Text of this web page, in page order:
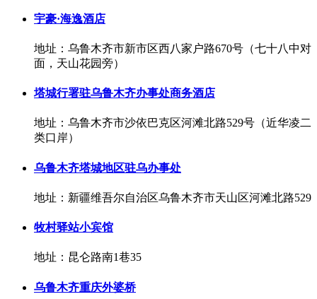
宇豪·海逸酒店
地址：乌鲁木齐市新市区西八家户路670号（七十八中对
面，天山花园旁）
塔城行署驻乌鲁木齐办事处商务酒店
地址：乌鲁木齐市沙依巴克区河滩北路529号（近华凌二
类口岸）
乌鲁木齐塔城地区驻乌办事处
地址：新疆维吾尔自治区乌鲁木齐市天山区河滩北路529
牧村驿站小宾馆
地址：昆仑路南1巷35
乌鲁木齐重庆外婆桥